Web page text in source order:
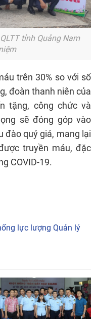
tỉnh Quảng Nam
trên 30% so với số
đoàn thanh niên của
tặng, công chức và
sẽ đóng góp vào
đào quý giá, mang lại
truyền máu, đặc
COVID-19.
lực lượng Quản lý